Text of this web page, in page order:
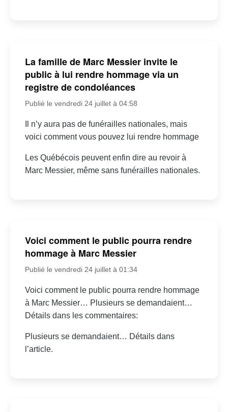
La famille de Marc Messier invite le
public à lui rendre hommage via un
registre de condoléances
Publié le vendredi 24 juillet à 04:58
Il n’y aura pas de funérailles nationales, mais
voici comment vous pouvez lui rendre hommage
Les Québécois peuvent enfin dire au revoir à
Marc Messier, même sans funérailles nationales.
Voici comment le public pourra rendre
hommage à Marc Messier
Publié le vendredi 24 juillet à 01:34
Voici comment le public pourra rendre hommage
à Marc Messier… Plusieurs se demandaient…
Détails dans les commentaires:
Plusieurs se demandaient… Détails dans
l’article.